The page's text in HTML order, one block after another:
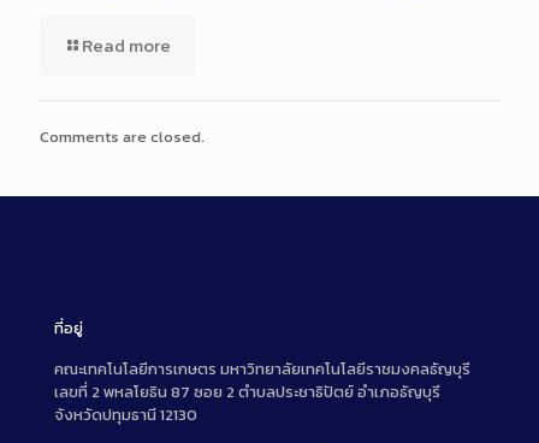
Read more
Comments are closed.
ที่อยู่
คณะเทคโนโลยีการเกษตร มหาวิทยาลัยเทคโนโลยีราชมงคลธัญบุรี
เลขที่ 2 พหลโยธิน 87 ซอย 2 ตำบลประชาธิปัตย์ อำเภอธัญบุรี
จังหวัดปทุมธานี 12130